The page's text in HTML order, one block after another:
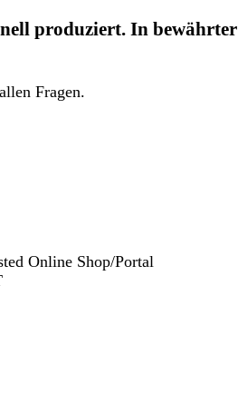
produziert. In bewährter
Fragen.
Online Shop/Portal